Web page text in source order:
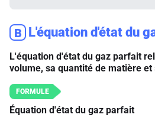
B L'équation d'état du
L'équation d'état du gaz parfait
volume, sa quantité de matière
Équation d'état du gaz parfait